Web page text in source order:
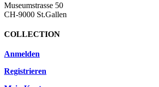
Museumstrasse 50
CH-9000 St.Gallen
COLLECTION
Anmelden
Registrieren